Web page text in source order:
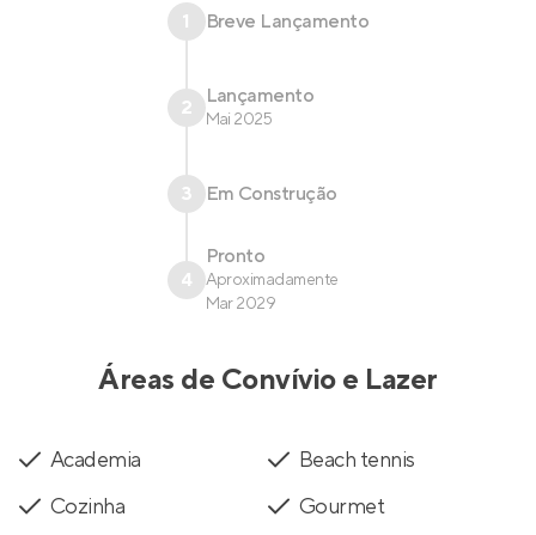
1 Breve Lançamento
2 Lançamento
Mai 2025
3 Em Construção
4
Pronto
Aproximadamente
Mar 2029
Áreas de Convívio e Lazer
Academia
Beach tennis
Cozinha
Gourmet